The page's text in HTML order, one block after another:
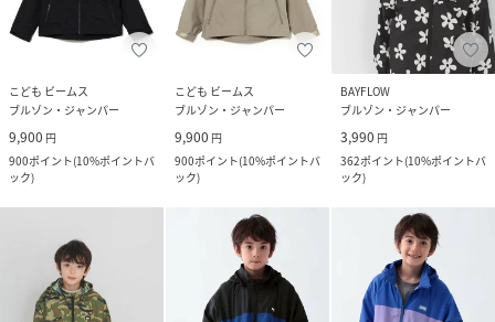
こども ビームス
ブルゾン・ジャンパー
9,900 円
900ポイント(10%ポイントバ
ック)
こども ビームス
ブルゾン・ジャンパー
9,900 円
900ポイント(10%ポイントバ
ック)
BAYFLOW
ブルゾン・ジャンパー
3,990 円
362ポイント(10%ポイントバ
ック)